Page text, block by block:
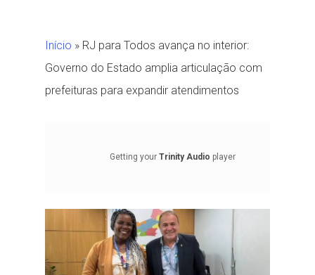
Início » RJ para Todos avança no interior:
Governo do Estado amplia articulação com
prefeituras para expandir atendimentos
Getting your Trinity Audio player
ready...